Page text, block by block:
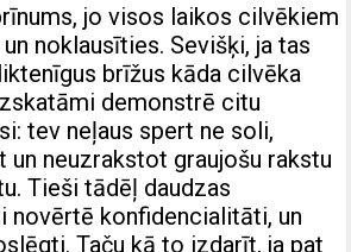
jo visos laikos cilvēkiem
noklausīties. Sevišķi, ja tas
brīžus kāda cilvēka
demonstrē citu
tev neļaus spert ne soli,
neuzrakstot graujošu rakstu
Tieši tādēļ daudzas
novērtē konfidencialitāti, un
Taču kā to izdarīt, ja pat